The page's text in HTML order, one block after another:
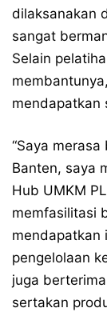
dilaksanakan
sangat
Selain
mendapatkan
“Saya
Banten, saya
Hub UMKM
memfasilitasi
mendapatkan
pengelolaan
juga
sertakan